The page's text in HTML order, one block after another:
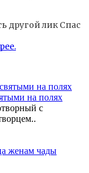
другой лик Спас
на полях
с